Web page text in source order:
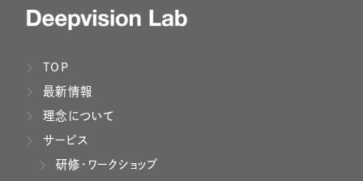
TOP
最新情報
理念について
サービス
研修・ワークショップ